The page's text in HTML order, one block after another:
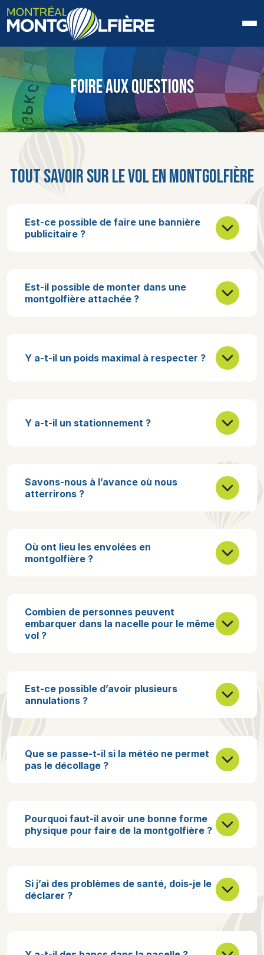
ACCUEIL
QUI SOMMES-NOUS
FAQ
PHOTOS ET VIDÉOS
EN
FOIRE AUX QUESTIONS
TOUT SAVOIR SUR LE VOL EN MONTGOLFIÈRE
Est-ce possible de faire une bannière
publicitaire ?
Est-il possible de monter dans une
montgolfière attachée ?
Y a-t-il un poids maximal à respecter ?
Y a-t-il un stationnement ?
Savons-nous à l’avance où nous
atterrirons ?
Où ont lieu les envolées en
montgolfière ?
Combien de personnes peuvent
embarquer dans la nacelle pour le même
vol ?
Est-ce possible d’avoir plusieurs
annulations ?
Que se passe-t-il si la météo ne permet
pas le décollage ?
Pourquoi faut-il avoir une bonne forme
physique pour faire de la montgolfière ?
Si j’ai des problèmes de santé, dois-je le
déclarer ?